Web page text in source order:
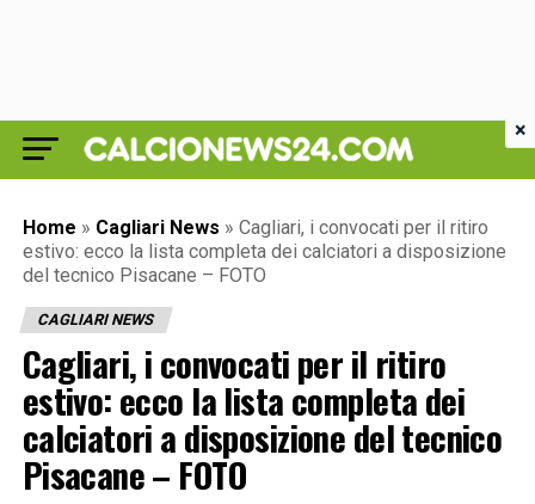
Home » Cagliari News » Cagliari, i convocati per il ritiro
estivo: ecco la lista completa dei calciatori a disposizione
del tecnico Pisacane – FOTO
CAGLIARI NEWS
Cagliari, i convocati per il ritiro
estivo: ecco la lista completa dei
calciatori a disposizione del tecnico
Pisacane – FOTO
×